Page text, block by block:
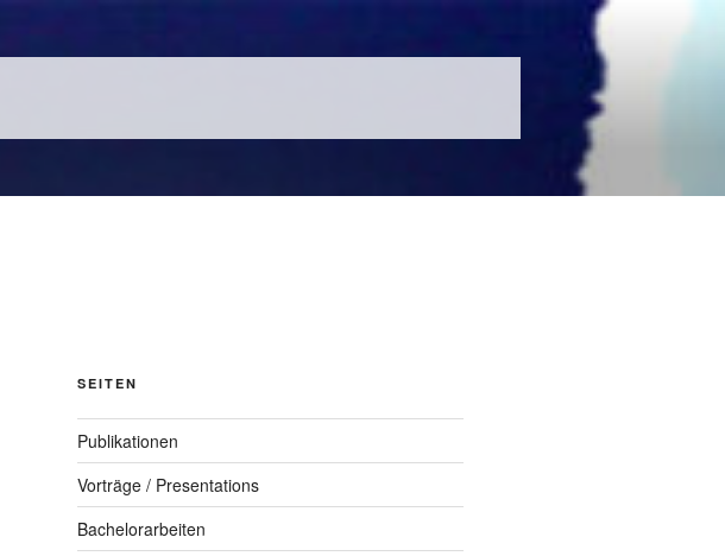
SEITEN
Publikationen
Vorträge / Presentations
Bachelorarbeiten